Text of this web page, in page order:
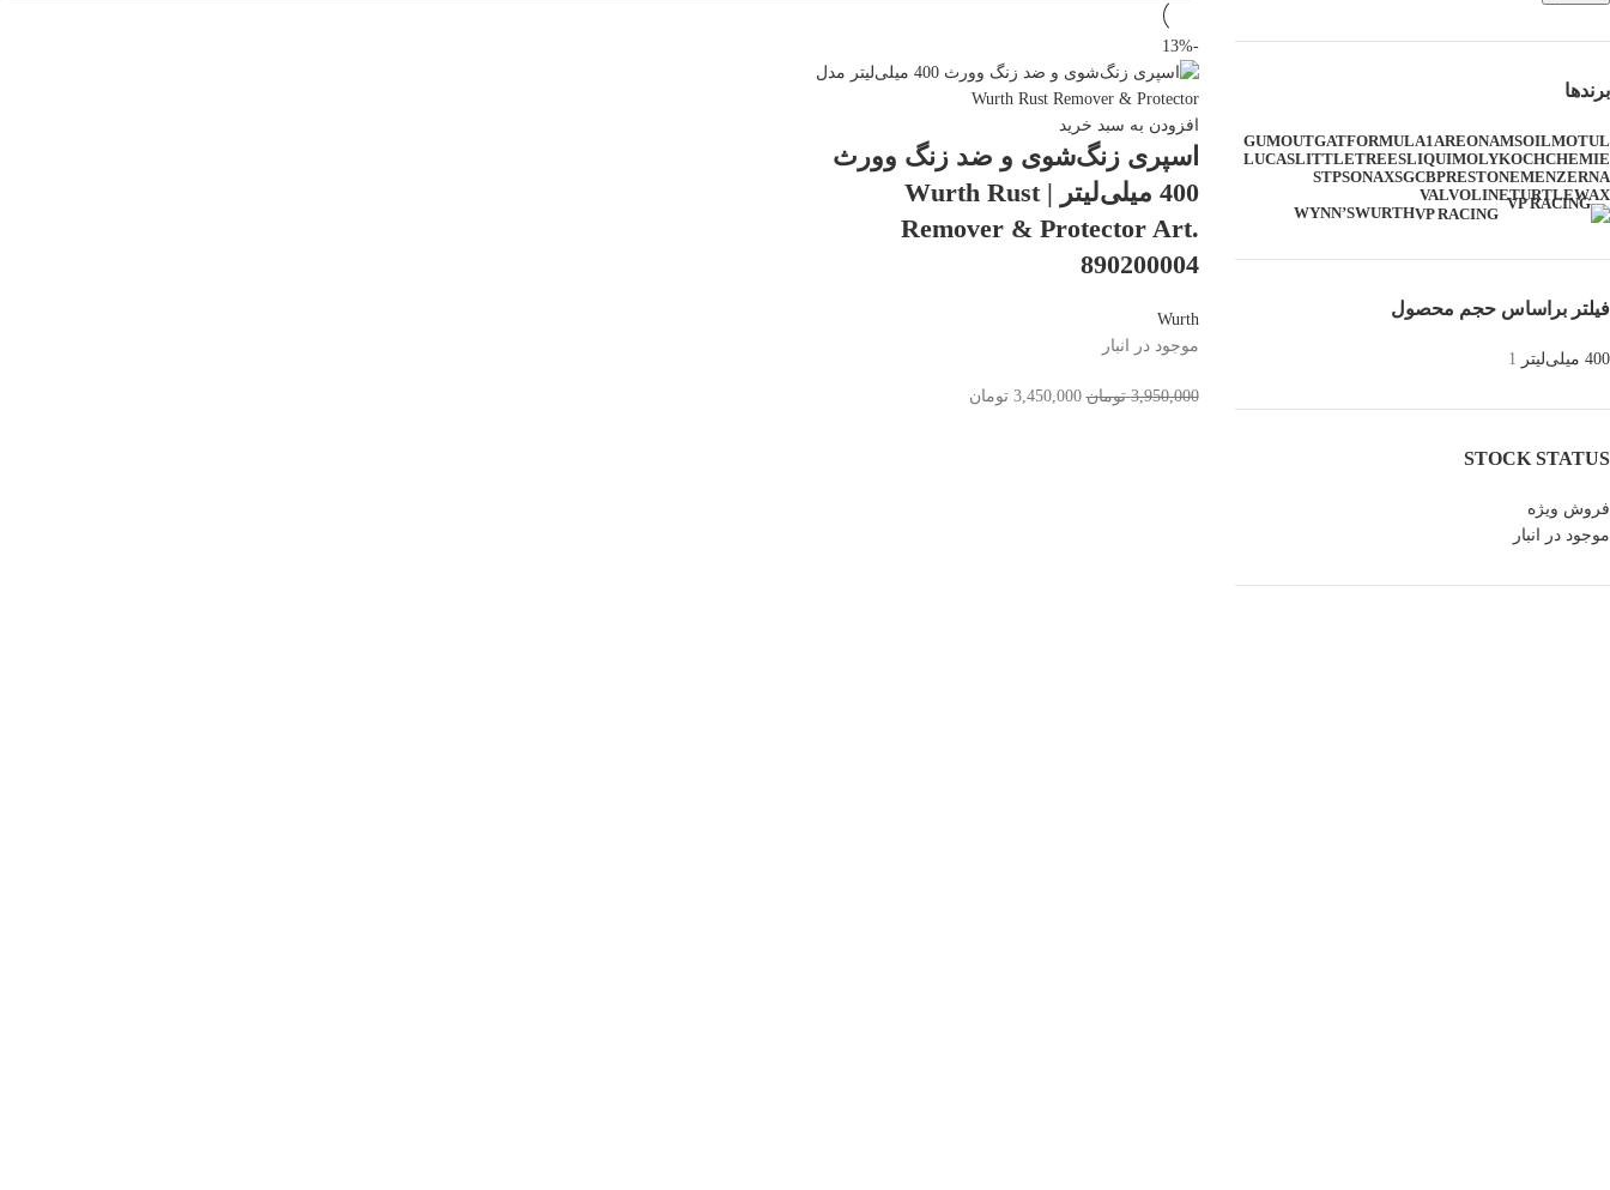
برندها
MOTUL
AMSOIL
AREON
FORMULA1
GAT
GUMOUT
KOCHCHEMIE
LIQUIMOLY
LITTLETREES
LUCAS
MENZERNA
PRESTONE
SGCB
SONAX
STP
TURTLEWAX
VALVOLINE
VP RACING
WURTH
WYNN’S
فیلتر براساس حجم محصول
400 میلی‌لیتر 1
STOCK STATUS
فروش ویژه
موجود در انبار
-13%
افزودن به سبد خرید
اسپری زنگ‌شوی و ضد زنگ وورث
400 میلی‌لیتر | Wurth Rust
Remover & Protector Art.
890200004
Wurth
موجود در انبار
3,950,000 تومان 3,450,000 تومان